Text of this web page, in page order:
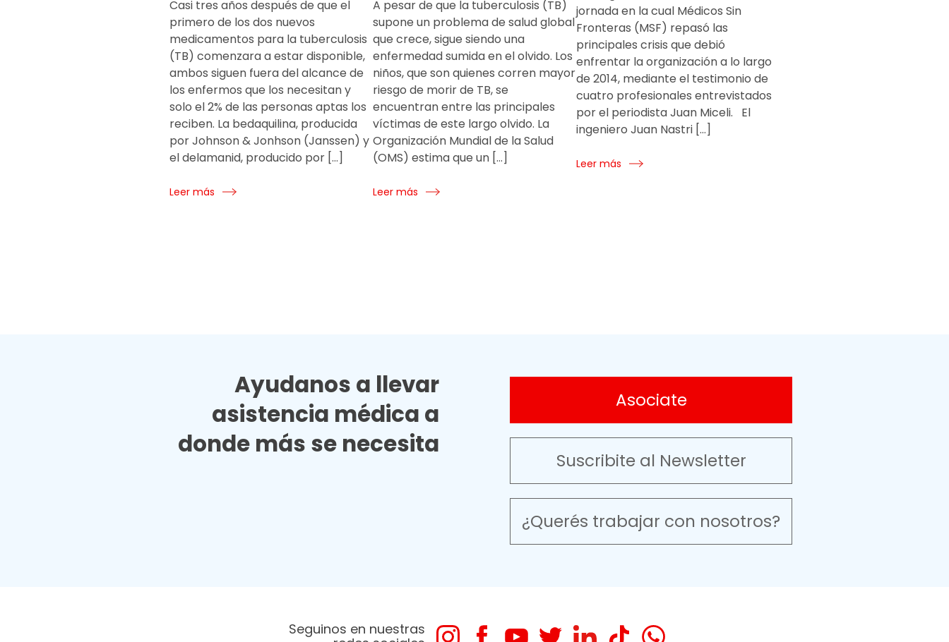
Casi tres años después de que el
primero de los dos nuevos
medicamentos para la tuberculosis
(TB) comenzara a estar disponible,
ambos siguen fuera del alcance de
los enfermos que los necesitan y
solo el 2% de las personas aptas los
reciben. La bedaquilina, producida
por Johnson & Jonhson (Janssen) y
el delamanid, producido por […]
Leer más
A pesar de que la tuberculosis (TB)
supone un problema de salud global
que crece, sigue siendo una
enfermedad sumida en el olvido. Los
niños, que son quienes corren mayor
riesgo de morir de TB, se
encuentran entre las principales
víctimas de este largo olvido. La
Organización Mundial de la Salud
(OMS) estima que un […]
Leer más
jornada en la cual Médicos Sin
Fronteras (MSF) repasó las
principales crisis que debió
enfrentar la organización a lo largo
de 2014, mediante el testimonio de
cuatro profesionales entrevistados
por el periodista Juan Miceli. El
ingeniero Juan Nastri […]
Leer más
Ayudanos a llevar
asistencia médica a
donde más se necesita
Asociate
Suscribite al Newsletter
¿Querés trabajar con nosotros?
Seguinos en nuestras